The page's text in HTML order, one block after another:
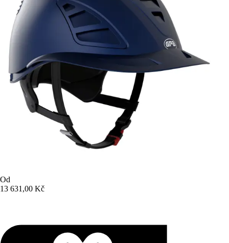
Od
13 631,00 Kč